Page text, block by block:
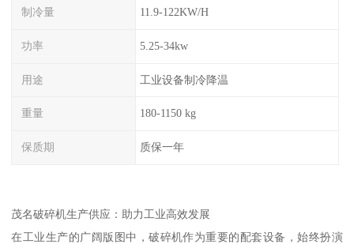
制冷量 11.9-122KW/H
功率 5.25-34kw
用途 工业设备制冷降温
重量 180-1150 kg
保质期 质保一年
茂名破碎机生产供应：助力工业高效发展
在工业生产的广阔版图中，破碎机作为重要的配套设备，始终扮演